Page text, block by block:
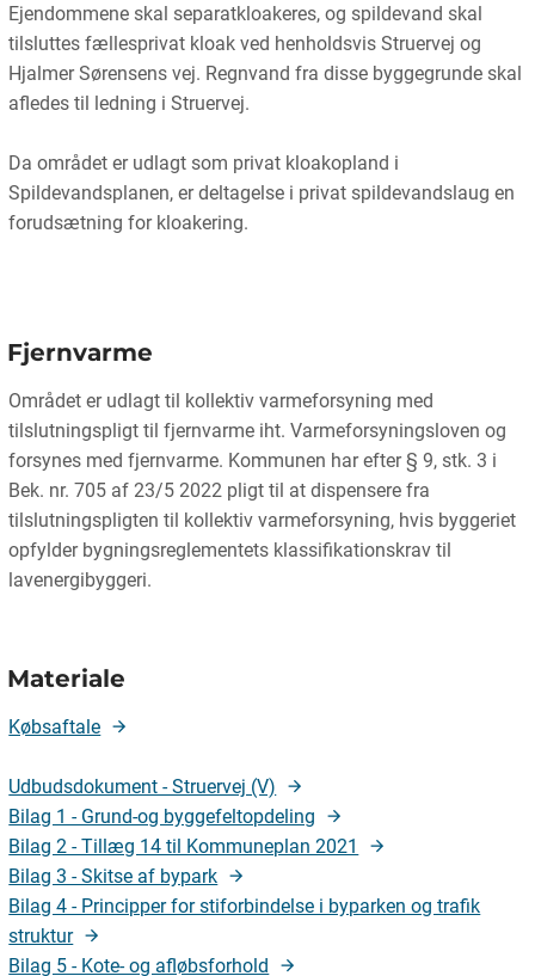
Ejendommene skal separatkloakeres, og spildevand skal
tilsluttes fællesprivat kloak ved henholdsvis Struervej og
Hjalmer Sørensens vej. Regnvand fra disse byggegrunde skal
afledes til ledning i Struervej.
Da området er udlagt som privat kloakopland i
Spildevandsplanen, er deltagelse i privat spildevandslaug en
forudsætning for kloakering.
Fjernvarme
Området er udlagt til kollektiv varmeforsyning med
tilslutningspligt til fjernvarme iht. Varmeforsyningsloven og
forsynes med fjernvarme. Kommunen har efter § 9, stk. 3 i
Bek. nr. 705 af 23/5 2022 pligt til at dispensere fra
tilslutningspligten til kollektiv varmeforsyning, hvis byggeriet
opfylder bygningsreglementets klassifikationskrav til
lavenergibyggeri.
Materiale
Købsaftale
Udbudsdokument - Struervej (V)
Bilag 1 - Grund-og byggefeltopdeling
Bilag 2 - Tillæg 14 til Kommuneplan 2021
Bilag 3 - Skitse af bypark
Bilag 4 - Principper for stiforbindelse i byparken og trafik
struktur
Bilag 5 - Kote- og afløbsforhold